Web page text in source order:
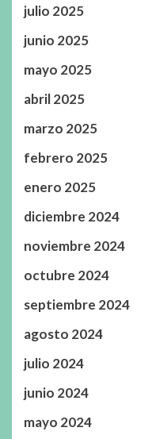
julio 2025
junio 2025
mayo 2025
abril 2025
marzo 2025
febrero 2025
enero 2025
diciembre 2024
noviembre 2024
octubre 2024
septiembre 2024
agosto 2024
julio 2024
junio 2024
mayo 2024